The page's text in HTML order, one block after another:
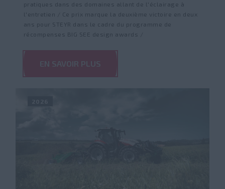
pratiques dans des domaines allant de l'éclairage à
l'entretien / Ce prix marque la deuxième victoire en deux
ans pour STEYR dans le cadre du programme de
récompenses BIG SEE design awards /
EN SAVOIR PLUS